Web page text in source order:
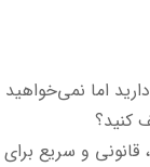
اما نمی‌خواهید
کنید؟
و سریع